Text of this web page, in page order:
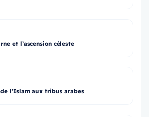
et l’ascension céleste
l’Islam aux tribus arabes